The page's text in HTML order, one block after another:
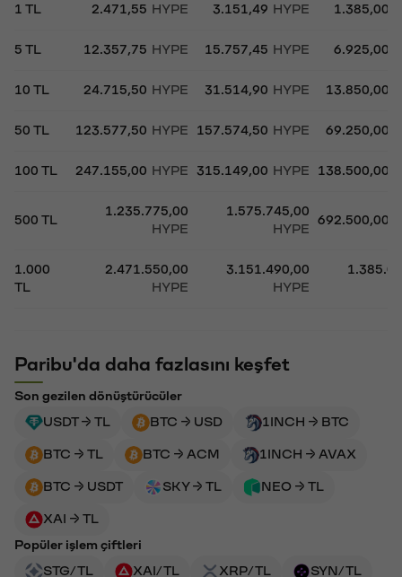
1 TL 2.471,55 HYPE 3.151,49 HYPE 1.385,00
5 TL 12.357,75 HYPE 15.757,45 HYPE 6.925,00
10 TL 24.715,50 HYPE 31.514,90 HYPE 13.850,00
50 TL 123.577,50 HYPE 157.574,50 HYPE 69.250,00
100 TL 247.155,00 HYPE 315.149,00 HYPE 138.500,00
500 TL
1.235.775,00
HYPE
1.575.745,00
HYPE
692.500,00
1.000
TL
2.471.550,00
HYPE
3.151.490,00
HYPE
Paribu'da daha fazlasını keşfet
Son gezilen dönüştürücüler
USDT → TL
BTC → USD 1INCH → BTC
BTC → TL BTC → ACM 1INCH → AVAX
BTC → USDT SKY → TL NEO → TL
XAI → TL
Popüler işlem çiftleri
STG/TL
XAI/TL XRP/TL SYN/TL